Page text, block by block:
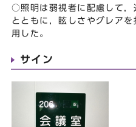
○照明は弱視者に配慮して，
とともに，眩しさやグレア
用した。
サイン